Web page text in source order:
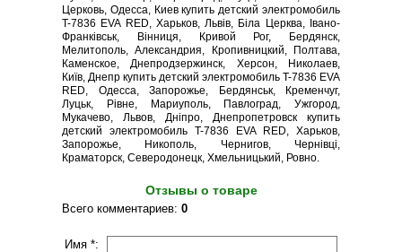
Церковь, Одесса, Киев купить детский электромобиль
T-7836 EVA RED, Харьков, Львів, Біла Церква, Івано-
Франківськ, Вінниця, Кривой Рог, Бердянск,
Мелитополь, Александрия, Кропивницкий, Полтава,
Каменское, Днепродзержинск, Херсон, Николаев,
Київ, Днепр купить детский электромобиль T-7836 EVA
RED, Одесса, Запорожье, Бердянськ, Кременчуг,
Луцьк, Рівне, Мариуполь, Павлоград, Ужгород,
Мукачево, Львов, Дніпро, Днепропетровск купить
детский электромобиль T-7836 EVA RED, Харьков,
Запорожье, Никополь, Чернигов, Чернівці,
Краматорск, Северодонецк, Хмельницький, Ровно.
Отзывы о товаре
Всего комментариев: 0
Имя *: